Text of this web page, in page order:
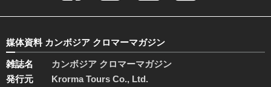
媒体資料 カンボジア クロマーマガジン
雑誌名
カンボジア クロマーマガジン
発行元
Krorma Tours Co., Ltd.